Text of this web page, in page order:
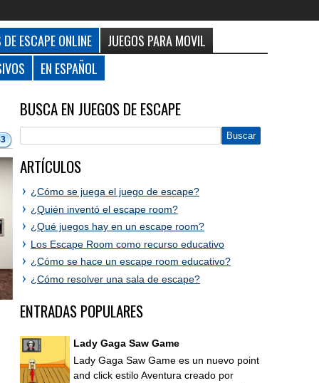
ESCAPE ONLINE
JUEGOS PARA MOVIL
EN ESPAÑOL
BUSCA EN JUEGOS DE ESCAPE
ARTÍCULOS
¿Cómo se juega el juego de escape?
¿Quién inventó el escape room?
¿Qué juegos hay en un escape room?
Los Escape Room como recurso educativo
¿Cómo se hace un escape room educativo?
¿Cómo resolver una sala de escape?
ENTRADAS POPULARES
Lady Gaga Saw Game
Lady Gaga Saw Game es un nuevo point
and click estilo Aventura creado por